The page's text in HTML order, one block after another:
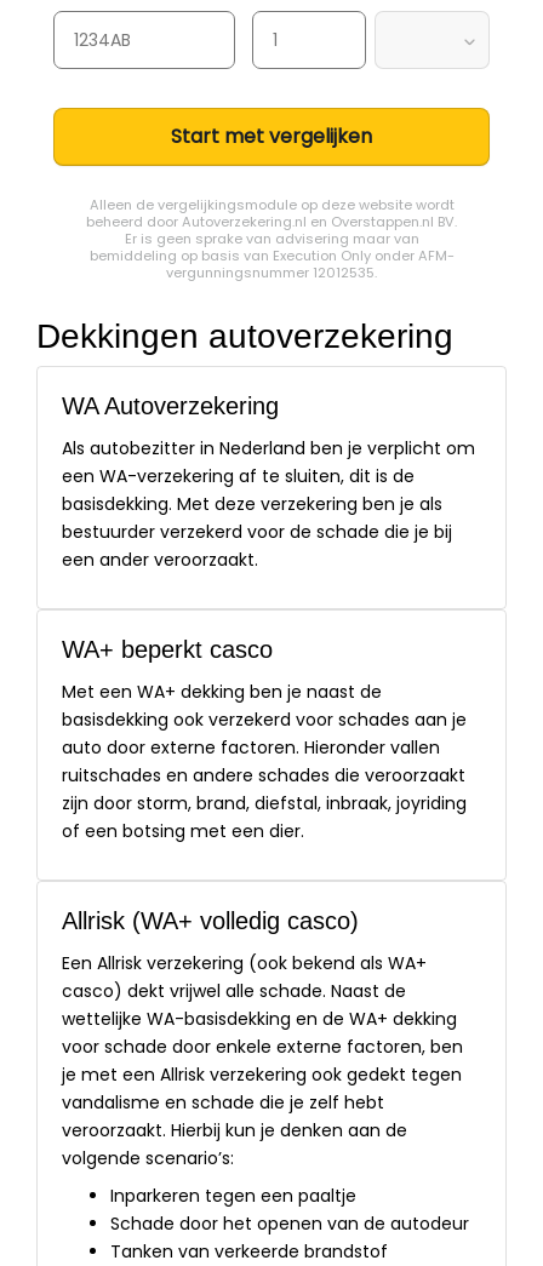
Start met vergelijken
Alleen de vergelijkingsmodule op deze website wordt
beheerd doorAutoverzekering.nl en Overstappen.nl BV.
Er is geen sprake van advisering maar van
bemiddeling op basis van Execution Onlyonder AFM-
vergunningsnummer 12012535.
Dekkingen autoverzekering
WA Autoverzekering
Als autobezitter in Nederland ben je verplicht om
een WA-verzekering af te sluiten, dit is de
basisdekking. Met deze verzekering ben je als
bestuurder verzekerd voor de schade die je bij
een ander veroorzaakt.
WA+ beperkt casco
Met een WA+ dekking ben je naast de
basisdekking ook verzekerd voor schades aan je
auto door externe factoren. Hieronder vallen
ruitschades en andere schades die veroorzaakt
zijn door storm, brand, diefstal, inbraak, joyriding
of een botsing met een dier.
Allrisk (WA+ volledig casco)
Een Allrisk verzekering (ook bekend als WA+
casco) dekt vrijwel alle schade. Naast de
wettelijke WA-basisdekking en de WA+ dekking
voor schade door enkele externe factoren, ben
je met een Allrisk verzekering ook gedekt tegen
vandalisme en schade die je zelf hebt
veroorzaakt. Hierbij kun je denken aan de
volgende scenario’s:
Inparkeren tegen een paaltje
Schade door het openen van de autodeur
Tanken van verkeerde brandstof